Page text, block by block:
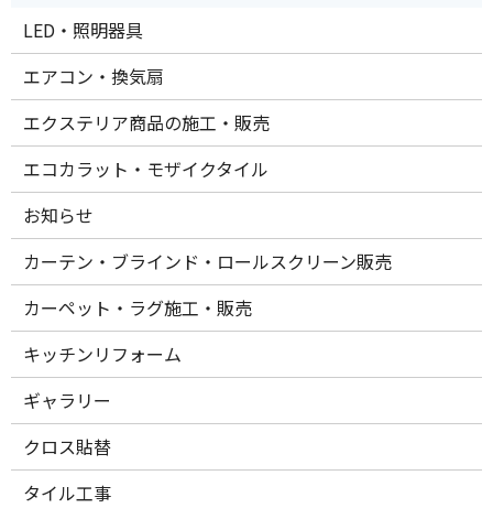
LED・照明器具
エアコン・換気扇
エクステリア商品の施工・販売
エコカラット・モザイクタイル
お知らせ
カーテン・ブラインド・ロールスクリーン販売
カーペット・ラグ施工・販売
キッチンリフォーム
ギャラリー
クロス貼替
タイル工事